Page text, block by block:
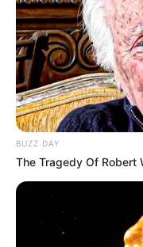
Top 8 Movies Based
Them!
BRAINBERRIES
BUZZ DAY
The Tragedy Of Robert